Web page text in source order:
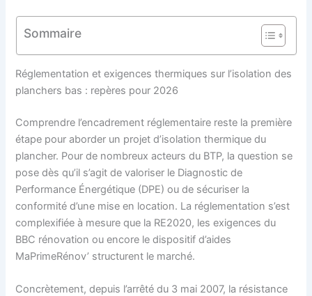
Sommaire
Réglementation et exigences thermiques sur l’isolation des
planchers bas : repères pour 2026
Comprendre l’encadrement réglementaire reste la première
étape pour aborder un projet d’isolation thermique du
plancher. Pour de nombreux acteurs du BTP, la question se
pose dès qu’il s’agit de valoriser le Diagnostic de
Performance Énergétique (DPE) ou de sécuriser la
conformité d’une mise en location. La réglementation s’est
complexifiée à mesure que la RE2020, les exigences du
BBC rénovation ou encore le dispositif d’aides
MaPrimeRénov’ structurent le marché.
Concrètement, depuis l’arrêté du 3 mai 2007, la résistance